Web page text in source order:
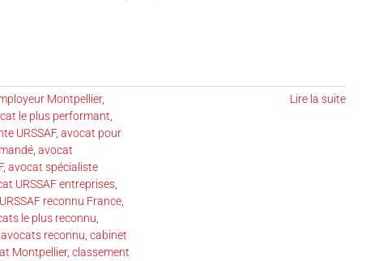
Montpellier,
le plus performant
URSSAF, avocat pour
avocat
, avocat spécialiste
URSSAF entreprises
reconnu France
le plus reconnu
reconnu cabinet
Montpellier, classement
Lire la suite